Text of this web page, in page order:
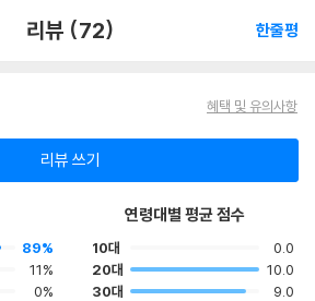
리뷰 (72) 한줄평
혜택 및 유의사항
리뷰 쓰기
89%
11%
0%
연령대별 평균 점수
10대
0.0
20대
10.0
30대
9.0